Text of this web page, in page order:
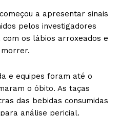
a apresentar sinais
pelos investigadores
os lábios arroxeados e
e equipes foram até o
o óbito. As taças
das bebidas consumidas
análise pericial.